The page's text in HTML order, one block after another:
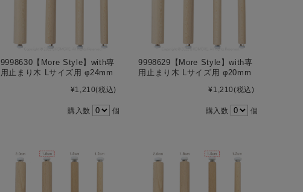
9998630【More Style】with専
用止まり木 Lサイズ用 φ24mm
¥1,210(税込)
購入数 個
9998629【More Style】with専
用止まり木 Lサイズ用 φ20mm
¥1,210(税込)
購入数 個